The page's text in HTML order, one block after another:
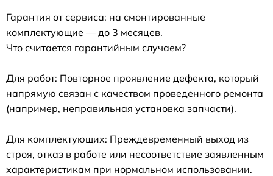
Гарантия от сервиса: на смонтированные
комплектующие — до 3 месяцев.
Что считается гарантийным случаем?
Для работ: Повторное проявление дефекта, который
напрямую связан с качеством проведенного ремонта
(например, неправильная установка запчасти).
Для комплектующих: Преждевременный выход из
строя, отказ в работе или несоответствие заявленным
характеристикам при нормальном использовании.